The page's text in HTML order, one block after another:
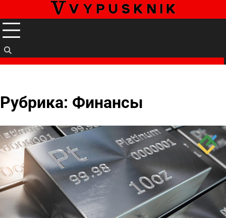
к
содержимому
Рубрика: Финансы